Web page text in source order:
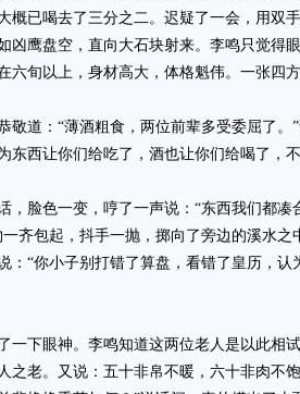
已喝去了三分之二。迟疑了一会，用双
鹰盘空，直向大石块射来。李鸣只觉得
六旬以上，身材高大，体格魁伟。一张四
：“薄酒粗食，两位前辈多受委屈了。”
西让你们给吃了，酒也让你们给喝了，
脸色一变，哼了一声说：“东西我们都凑
齐包起，抖手一抛，掷向了旁边的溪水之
“你小子别打错了算盘，看错了皇历，认
下眼神。李鸣知道这两位老人是以此相
之老。又说：五十非帛不暖，六十非肉不